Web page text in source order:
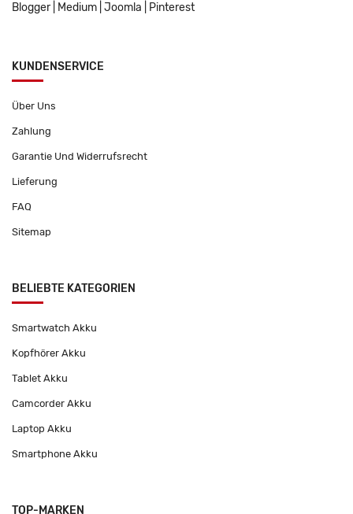
Blogger
Medium Joomla Pinterest
KUNDENSERVICE
Über Uns
Zahlung
Garantie Und Widerrufsrecht
Lieferung
FAQ
Sitemap
BELIEBTE KATEGORIEN
Smartwatch Akku
Kopfhörer Akku
Tablet Akku
Camcorder Akku
Laptop Akku
Smartphone Akku
TOP-MARKEN